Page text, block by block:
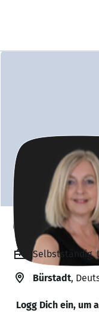
Claudia
Selbstständig,
Bürstadt,
Logg Dich ein, um